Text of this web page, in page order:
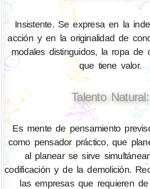
Insistente. Se expresa en la
acción y en la originalidad de
modales distinguidos, la ropa de
que tiene valor.
Talento Natural:
Es mente de pensamiento
como pensador práctico, que
al planear se sirve
codificación y de la demolición.
las empresas que requieren